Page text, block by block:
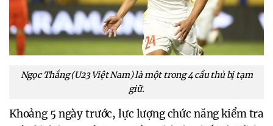
Ngọc Thắng (U23 Việt Nam) là một trong 4 cầu thủ bị tạm
giữ.
Khoảng 5 ngày trước, lực lượng chức năng kiểm tra